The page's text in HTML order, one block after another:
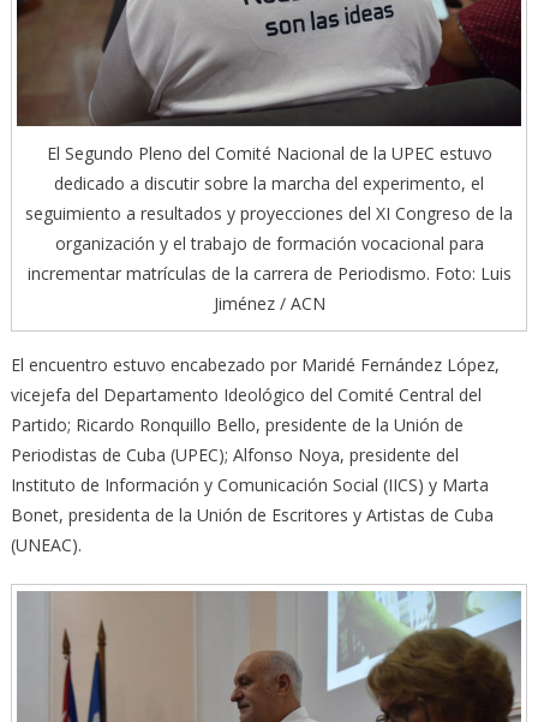
El Segundo Pleno del Comité Nacional de la UPEC estuvo
dedicado a discutir sobre la marcha del experimento, el
seguimiento a resultados y proyecciones del XI Congreso de la
organización y el trabajo de formación vocacional para
incrementar matrículas de la carrera de Periodismo. Foto: Luis
Jiménez / ACN
El encuentro estuvo encabezado por Maridé Fernández López,
vicejefa del Departamento Ideológico del Comité Central del
Partido; Ricardo Ronquillo Bello, presidente de la Unión de
Periodistas de Cuba (UPEC); Alfonso Noya, presidente del
Instituto de Información y Comunicación Social (IICS) y Marta
Bonet, presidenta de la Unión de Escritores y Artistas de Cuba
(UNEAC).